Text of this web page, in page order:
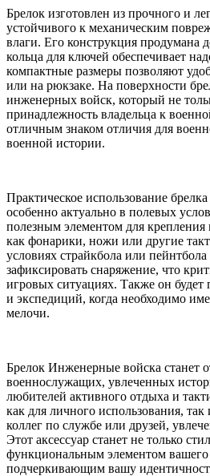
Брелок изготовлен из прочного и
устойчивого к механическим
влаги. Его конструкция продумана
кольца для ключей обеспечивает
компактные размеры позволяют
или на рюкзаке. На поверхности
инженерных войск, который не
принадлежность владельца к
отличным знаком отличия для
военной истории.
Практическое использование
особенно актуально в полевых
полезным элементом для крепления
как фонарики, ножи или другие
условиях страйкбола или
зафиксировать снаряжение, что
игровых ситуациях. Также он будет
и экспедиций, когда необходимо
мелочи.
Брелок Инженерные войска станет
военнослужащих, увлеченных
любителей активного отдыха и
как для личного использования, так
коллег по службе или друзей,
Этот аксессуар станет не только
функциональным элементом вашего
подчеркивающим вашу